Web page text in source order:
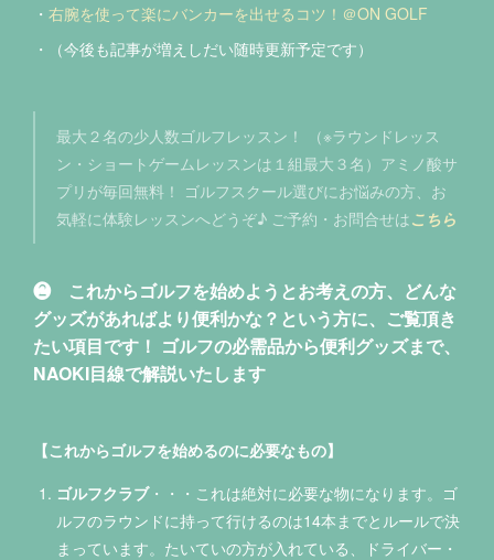
・ 右腕を使って楽にバンカーを出せるコツ！＠ON GOLF
・（今後も記事が増えしだい随時更新予定です）
最大２名の少人数ゴルフレッスン！ （※ラウンドレッス
ン・ショートゲームレッスンは１組最大３名）アミノ酸サ
プリが毎回無料！ ゴルフスクール選びにお悩みの方、お
気軽に体験レッスンへどうぞ♪ ご予約・お問合せはこちら
❷これからゴルフを始めようとお考えの方、どんな
グッズがあればより便利かな？という方に、ご覧頂き
たい項目です！ ゴルフの必需品から便利グッズまで、
NAOKI目線で解説いたします
【これからゴルフを始めるのに必要なもの】
ゴルフクラブ・・・これは絶対に必要な物になります。ゴ
ルフのラウンドに持って行けるのは14本までとルールで決
まっています。たいていの方が入れている、ドライバー・